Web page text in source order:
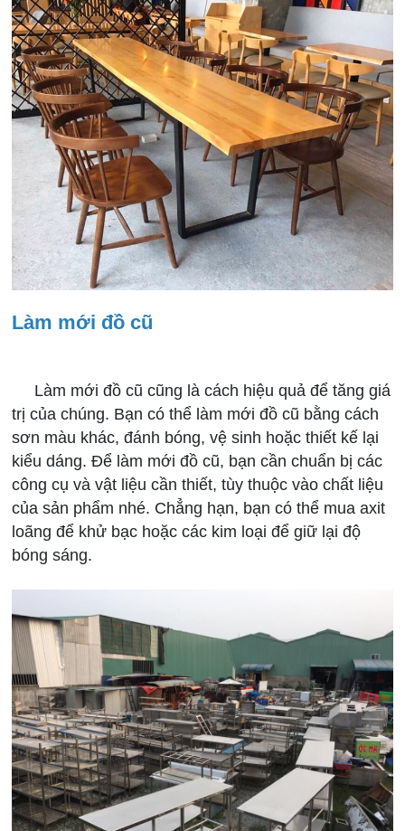
Làm mới đồ cũ
Làm mới đồ cũ cũng là cách hiệu quả để tăng giá
trị của chúng. Bạn có thể làm mới đồ cũ bằng cách
sơn màu khác, đánh bóng, vệ sinh hoặc thiết kế lại
kiểu dáng. Để làm mới đồ cũ, bạn cần chuẩn bị các
công cụ và vật liệu cần thiết, tùy thuộc vào chất liệu
của sản phẩm nhé. Chẳng hạn, bạn có thể mua axit
loãng để khử bạc hoặc các kim loại để giữ lại độ
bóng sáng.